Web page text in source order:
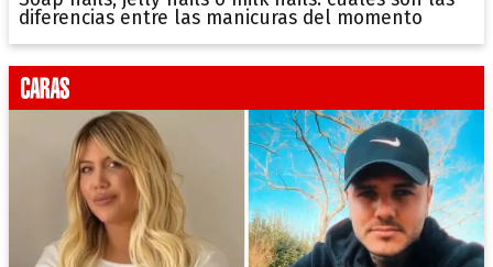
diferencias entre las manicuras del momento